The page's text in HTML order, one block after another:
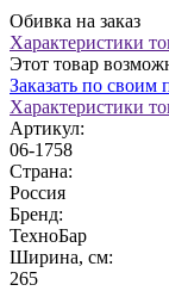
Обивка на заказ
Характеристики
Этот товар
Заказать по своим
Характеристики
Артикул:
06-1758
Страна:
Россия
Бренд:
ТехноБар
Ширина, см:
265